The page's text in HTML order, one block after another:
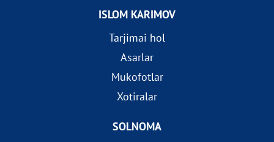
ISLOM KARIMOV
Tarjimai hol
Asarlar
Mukofotlar
Xotiralar
SOLNOMA